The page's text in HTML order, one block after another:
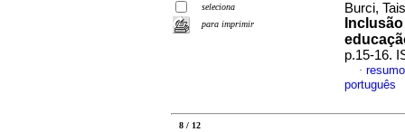
seleciona
para imprimir
Burci,
p.15-16.
·
português
8 / 12